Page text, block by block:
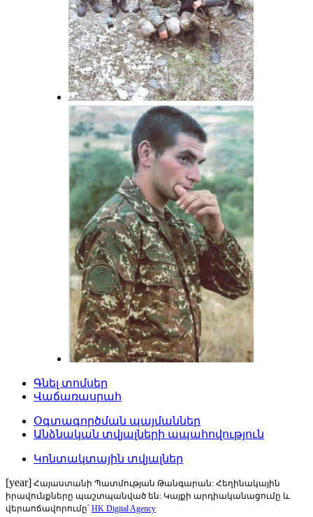
Գնել տոմսեր
Վաճառասրահ
Օգտագործման պայմաններ
Անձնական տվյալների ապահովություն
Կոնտակտային տվյալներ
[year] Հայաստանի Պատմության Թանգարան: Հեղինակային
իրավունքները պաշտպանված են: Կայքի արդիականացումը և
վերաոճավորումը՝ HK Digital Agency